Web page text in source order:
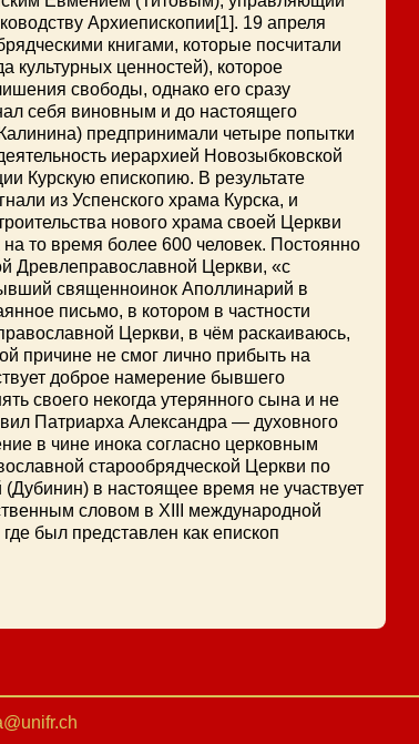
Архиепископии[1]. 19 апреля
книгами, которые посчитали
культурных ценностей), которое
свободы, однако его сразу
себя виновным и до настоящего
предпринимали четыре попытки
иерархией Новозыбковской
Курскую епископию. В результате
из Успенского храма Курска, и
нового храма своей Церкви
то время более 600 человек. Постоянно
Древлеправославной Церкви, «с
священноинок Аполлинарий в
письмо, в котором в частности
Церкви, в чём раскаиваюсь,
причине не смог лично прибыть на
доброе намерение бывшего
своего некогда утерянного сына и не
Патриарха Александра — духовного
в чине инока согласно церковным
старообрядческой Церкви по
в настоящее время не участвует
словом в XIII международной
был представлен как епископ